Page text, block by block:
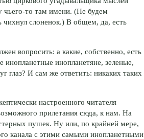
то там имени. (Не будем
чихнул слоненок.) В общем, да, есть
вопросить: а какие, собственно, есть
инопланетные инопланетяне, зеленые,
глаз? И сам же ответить: никаких таких
настроенного читателя
прилетания сюда, к нам. На
пушек. Ну или, по крайней мере,
канала с этими самыми инопланетными